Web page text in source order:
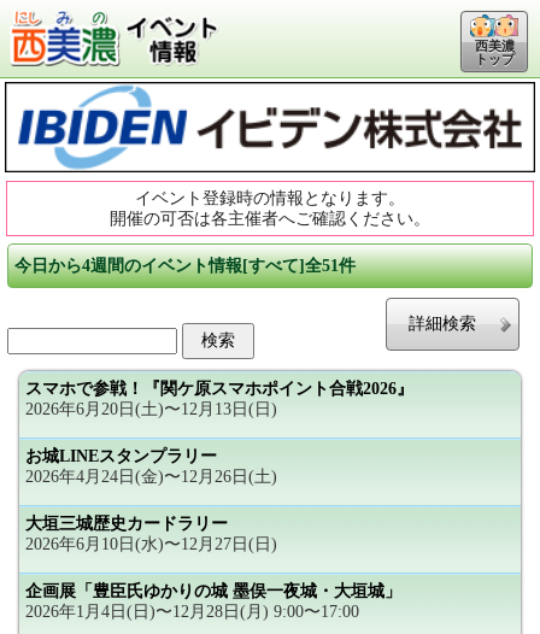
西美濃
トップ
イベント登録時の情報となります。
開催の可否は各主催者へご確認ください。
今日から4週間のイベント情報[すべて]全51件
詳細検索
スマホで参戦！『関ケ原スマホポイント合戦2026』
2026年6月20日(土)〜12月13日(日)
お城LINEスタンプラリー
2026年4月24日(金)〜12月26日(土)
大垣三城歴史カードラリー
2026年6月10日(水)〜12月27日(日)
企画展「豊臣氏ゆかりの城 墨俣一夜城・大垣城」
2026年1月4日(日)〜12月28日(月) 9:00〜17:00